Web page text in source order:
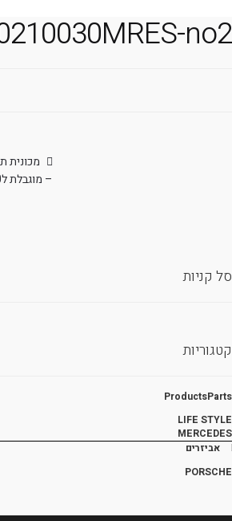
no2
הפוסט
הקודם:
– מוגבלת ל1000יחידות
סל קניות
קטגוריות
ProductsParts
LIFE STYLE
MERCEDES
אביזרים
PORSCHE